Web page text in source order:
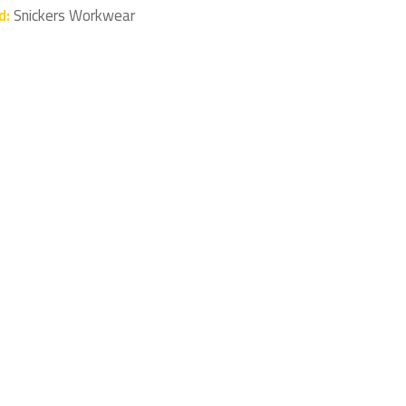
Snickers Workwear